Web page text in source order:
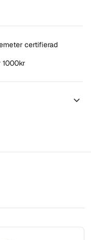
certifierad
1000kr